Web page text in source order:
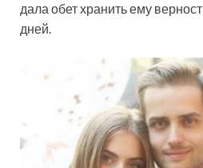
дала обет хранить ему
дней.